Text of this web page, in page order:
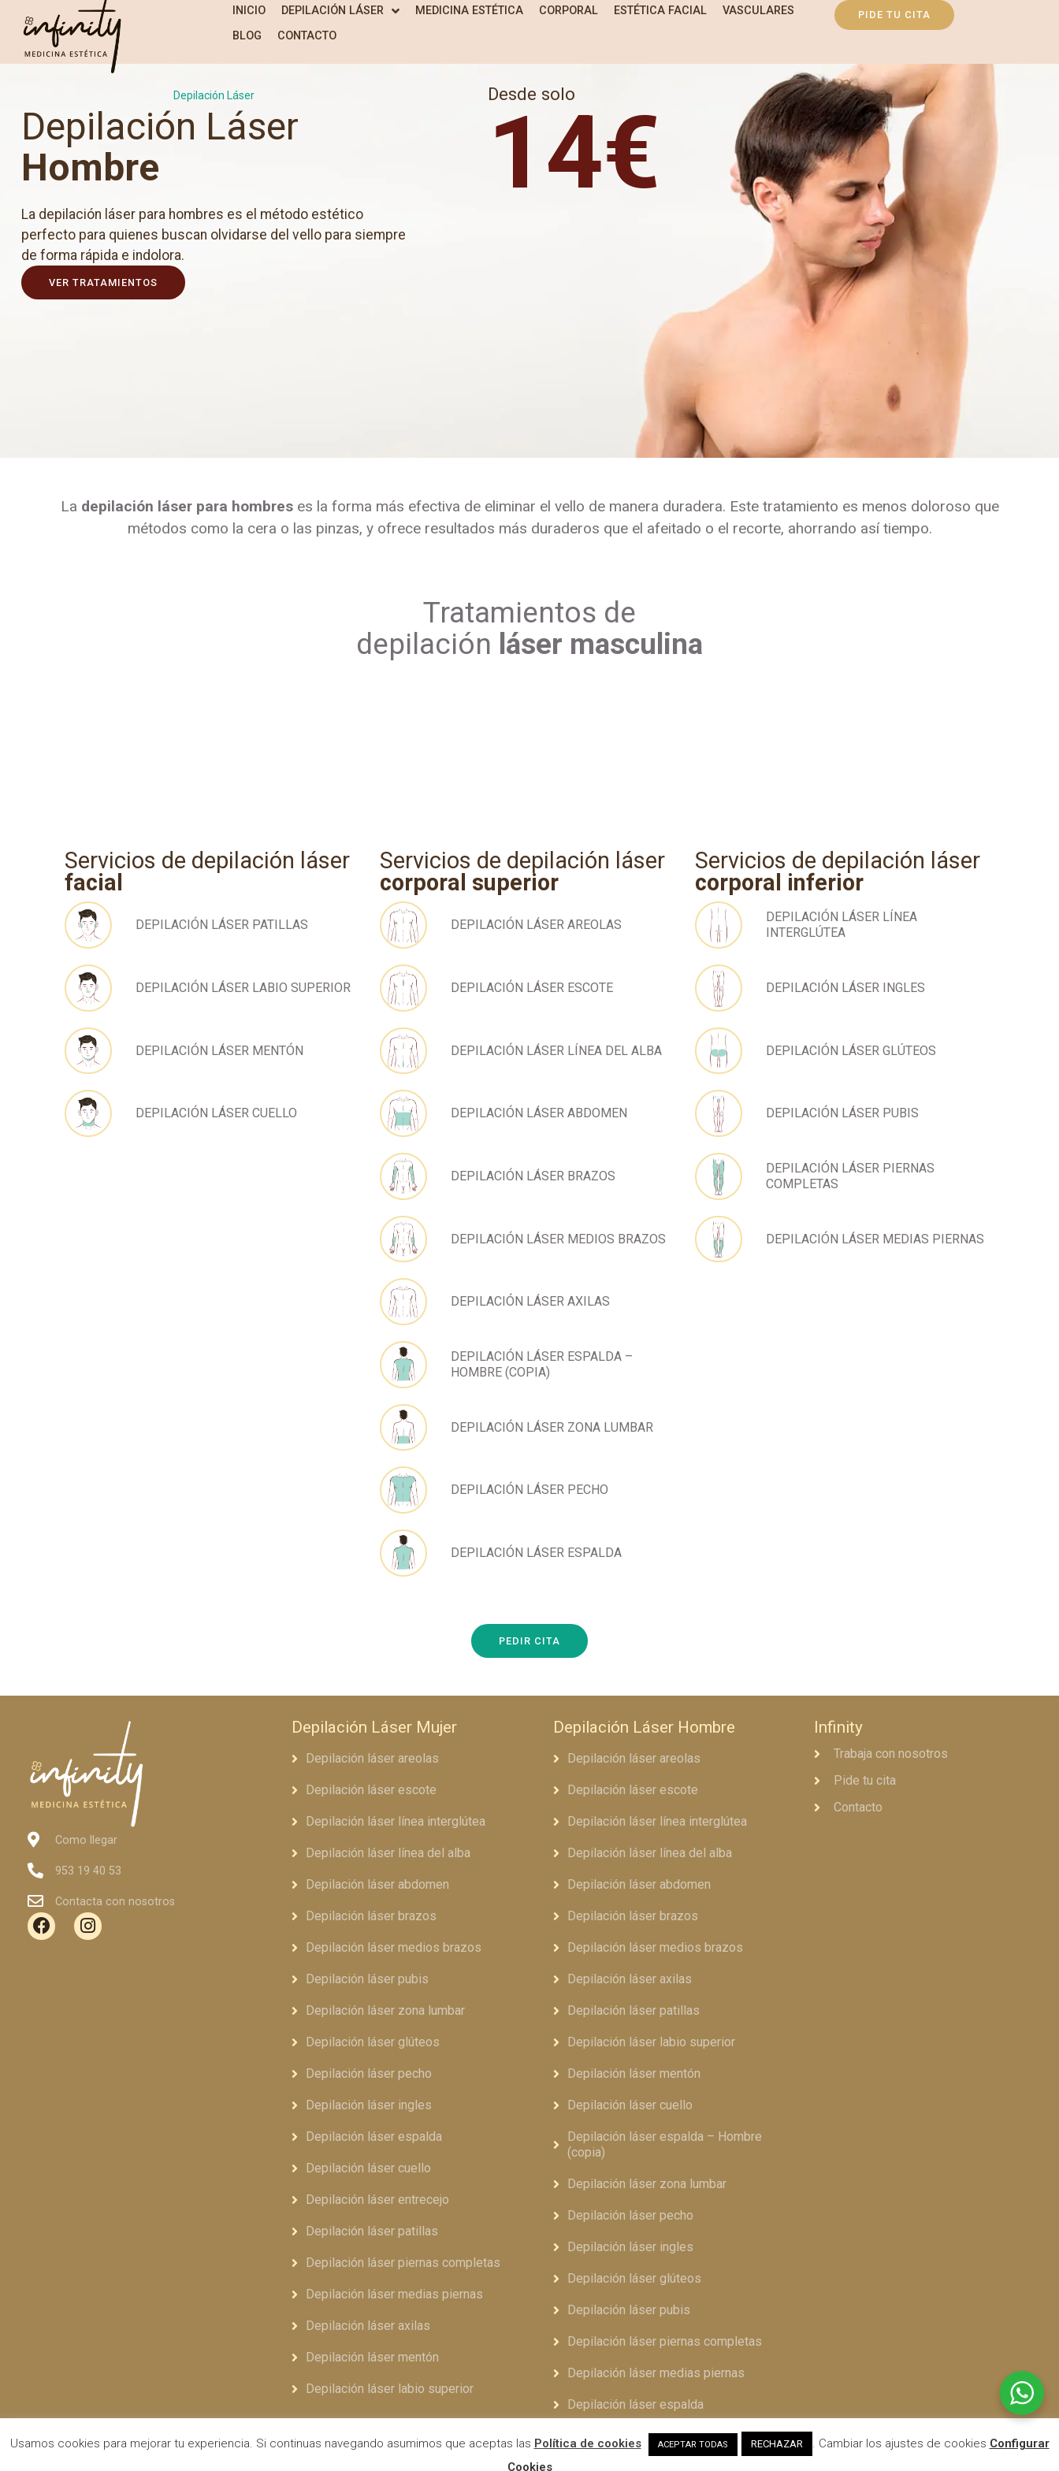
INICIO DEPILACIÓN LÁSER MEDICINA ESTÉTICA CORPORAL ESTÉTICA FACIAL
VASCULARES
BLOG
CONTACTO
PIDE TU CITA
Depilación Láser
Depilación Láser
Hombre
La depilación láser para hombres es el método estético
perfecto para quienes buscan olvidarse del vello para siempre
de forma rápida e indolora.
VER TRATAMIENTOS
Desde solo
14€
La depilación láser para hombreses la forma más efectiva de eliminar el vello de manera duradera. Este tratamiento es menos doloroso que
métodos como la cera o las pinzas, y ofrece resultados más duraderos que el afeitado o el recorte, ahorrando así tiempo.
Tratamientos de
depilación láser masculina
Servicios de depilación láser
facial
DEPILACIÓN LÁSER PATILLAS
DEPILACIÓN LÁSER LABIO SUPERIOR
DEPILACIÓN LÁSER MENTÓN
DEPILACIÓN LÁSER CUELLO
Servicios de depilación láser
corporal superior
DEPILACIÓN LÁSER AREOLAS
DEPILACIÓN LÁSER ESCOTE
DEPILACIÓN LÁSER LÍNEA DEL ALBA
DEPILACIÓN LÁSER ABDOMEN
DEPILACIÓN LÁSER BRAZOS
DEPILACIÓN LÁSER MEDIOS BRAZOS
DEPILACIÓN LÁSER AXILAS
DEPILACIÓN LÁSER ESPALDA –
HOMBRE (COPIA)
DEPILACIÓN LÁSER ZONA LUMBAR
DEPILACIÓN LÁSER PECHO
DEPILACIÓN LÁSER ESPALDA
Servicios de depilación láser
corporal inferior
DEPILACIÓN LÁSER LÍNEA
INTERGLÚTEA
DEPILACIÓN LÁSER INGLES
DEPILACIÓN LÁSER GLÚTEOS
DEPILACIÓN LÁSER PUBIS
DEPILACIÓN LÁSER PIERNAS
COMPLETAS
DEPILACIÓN LÁSER MEDIAS PIERNAS
PEDIR CITA
Como llegar
953 19 40 53
Contacta con nosotros
Depilación Láser Mujer
Depilación láser areolas
Depilación láser escote
Depilación láser línea interglútea
Depilación láser línea del alba
Depilación láser abdomen
Depilación láser brazos
Depilación láser medios brazos
Depilación láser pubis
Depilación láser zona lumbar
Depilación láser glúteos
Depilación láser pecho
Depilación láser ingles
Depilación láser espalda
Depilación láser cuello
Depilación láser entrecejo
Depilación láser patillas
Depilación láser piernas completas
Depilación láser medias piernas
Depilación láser axilas
Depilación láser mentón
Depilación láser labio superior
Depilación Láser Hombre
Depilación láser areolas
Depilación láser escote
Depilación láser línea interglútea
Depilación láser línea del alba
Depilación láser abdomen
Depilación láser brazos
Depilación láser medios brazos
Depilación láser axilas
Depilación láser patillas
Depilación láser labio superior
Depilación láser mentón
Depilación láser cuello
Depilación láser espalda – Hombre
(copia)
Depilación láser zona lumbar
Depilación láser pecho
Depilación láser ingles
Depilación láser glúteos
Depilación láser pubis
Depilación láser piernas completas
Depilación láser medias piernas
Depilación láser espalda
Infinity
Trabaja con nosotros
Pide tu cita
Contacto
Aviso legal
Usamos cookies para mejorar tu experiencia. Si continuas navegando asumimos que aceptas las Política de cookies ACEPTAR TODAS RECHAZAR . Cambiar los ajustes de cookies Configurar
Cookies